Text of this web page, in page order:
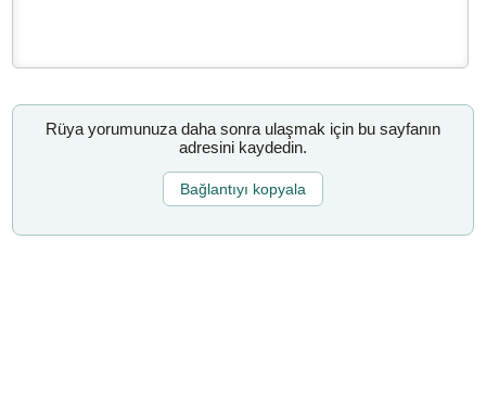
Rüya yorumunuza daha sonra ulaşmak için bu sayfanın
adresini kaydedin.
Bağlantıyı kopyala